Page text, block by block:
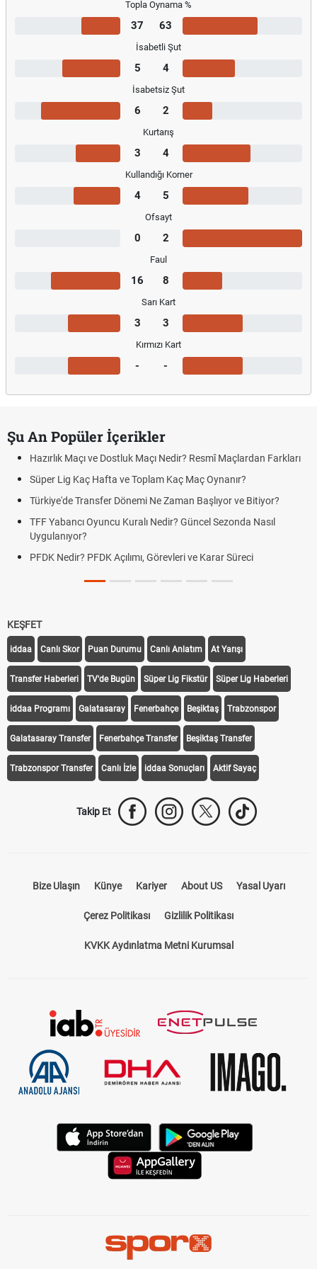
Topla Oynama %
37 63
İsabetli Şut
5 4
İsabetsiz Şut
6 2
Kurtarış
3 4
Kullandığı Korner
4 5
Ofsayt
0 2
Faul
16 8
Sarı Kart
3 3
Kırmızı Kart
- -
Şu An Popüler İçerikler
Hazırlık Maçı ve Dostluk Maçı Nedir? Resmî Maçlardan Farkları
Süper Lig Kaç Hafta ve Toplam Kaç Maç Oynanır?
Türkiye'de Transfer Dönemi Ne Zaman Başlıyor ve Bitiyor?
TFF Yabancı Oyuncu Kuralı Nedir? Güncel Sezonda Nasıl
Uygulanıyor?
PFDK Nedir? PFDK Açılımı, Görevleri ve Karar Süreci
KEŞFET
iddaa Canlı Skor Puan Durumu Canlı Anlatım At Yarışı
Transfer Haberleri TV'de Bugün Süper Lig Fikstür Süper Lig Haberleri
iddaa Programı Galatasaray Fenerbahçe Beşiktaş Trabzonspor
Galatasaray Transfer Fenerbahçe Transfer Beşiktaş Transfer
Trabzonspor Transfer Canlı İzle iddaa Sonuçları Aktif Sayaç
Takip Et
Bize Ulaşın Künye Kariyer About US Yasal Uyarı
Çerez Politikası Gizlilik Politikası
KVKK Aydınlatma Metni Kurumsal